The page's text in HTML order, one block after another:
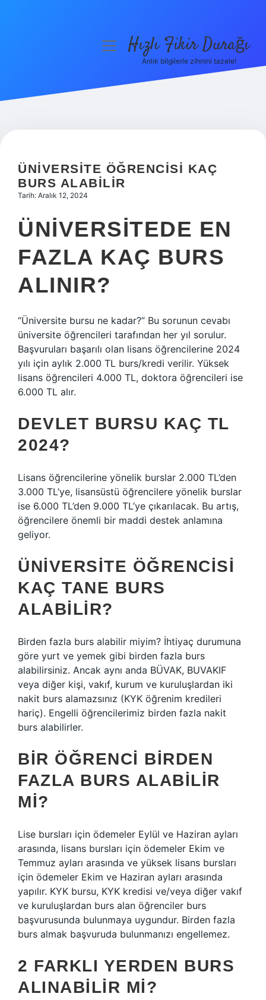
Hakkımızda
menüyüHızlı Fikir Durağı
Anlık bilgilerle zihnini tazele!
ÜNIVERSITE ÖĞRENCISI KAÇ
BURS ALABILIR
Tarih: Aralık 12, 2024
ÜNIVERSITEDE EN
FAZLA KAÇ BURS
ALINIR?
“Üniversite bursu ne kadar?” Bu sorunun cevabı
üniversite öğrencileri tarafından her yıl sorulur.
Başvuruları başarılı olan lisans öğrencilerine 2024
yılı için aylık 2.000 TL burs/kredi verilir. Yüksek
lisans öğrencileri 4.000 TL, doktora öğrencileri ise
6.000 TL alır.
DEVLET BURSU KAÇ TL
2024?
Lisans öğrencilerine yönelik burslar 2.000 TL’den
3.000 TL’ye, lisansüstü öğrencilere yönelik burslar
ise 6.000 TL’den 9.000 TL’ye çıkarılacak. Bu artış,
öğrencilere önemli bir maddi destek anlamına
geliyor.
ÜNIVERSITE ÖĞRENCISI
KAÇ TANE BURS
ALABILIR?
Birden fazla burs alabilir miyim? İhtiyaç durumuna
göre yurt ve yemek gibi birden fazla burs
alabilirsiniz. Ancak aynı anda BÜVAK, BUVAKIF
veya diğer kişi, vakıf, kurum ve kuruluşlardan iki
nakit burs alamazsınız (KYK öğrenim kredileri
hariç). Engelli öğrencilerimiz birden fazla nakit
burs alabilirler.
BIR ÖĞRENCI BIRDEN
FAZLA BURS ALABILIR
MI?
Lise bursları için ödemeler Eylül ve Haziran ayları
arasında, lisans bursları için ödemeler Ekim ve
Temmuz ayları arasında ve yüksek lisans bursları
için ödemeler Ekim ve Haziran ayları arasında
yapılır. KYK bursu, KYK kredisi ve/veya diğer vakıf
ve kuruluşlardan burs alan öğrenciler burs
başvurusunda bulunmaya uygundur. Birden fazla
burs almak başvuruda bulunmanızı engellemez.
2 FARKLI YERDEN BURS
ALINABILIR MI?